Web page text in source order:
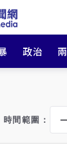
政治
時間範圍：